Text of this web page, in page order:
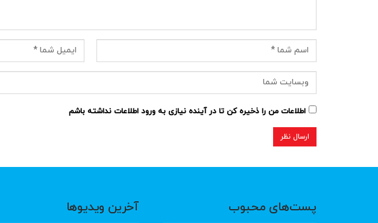
اطلاعات من را ذخیره کن تا در آینده نیازی به ورود اطلاعات نداشته باشم
پست‌های محبوب آخرین ویدیوها